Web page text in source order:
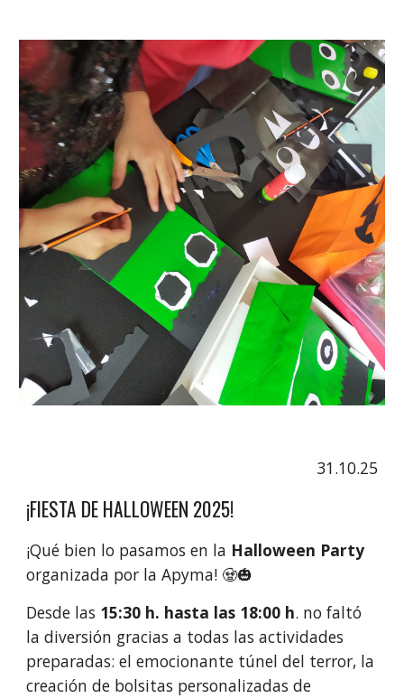
31.10.25
¡FIESTA DE HALLOWEEN 2025!
¡Qué bien lo pasamos en la Halloween Party
organizada por la Apyma! 🧟🎃
Desde las 15:30 h. hasta las 18:00 h. no faltó
la diversión gracias a todas las actividades
preparadas: el emocionante túnel del terror, la
creación de bolsitas personalizadas de